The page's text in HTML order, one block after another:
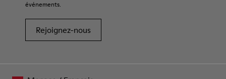
événements.
Rejoignez-nous